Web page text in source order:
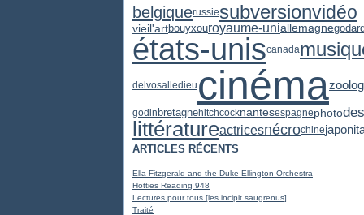
belgiquerussiesubversionvidéo
vieil'artbouyxouroyaume-uniallemagnegodard
états-uniscanada
delvosalledieu cinéma
godin bretagnehitchcocknantesespagnephoto
littératureactricesnécrochinejapon
ARTICLES RÉCENTS
Ella Fitzgerald and the Duke Ellington Orchestra
Hotties Reading 948
Lectures pour tous [les incipit saugrenus]
Traité